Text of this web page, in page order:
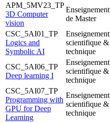
APM_5MV23_TP
3D Computer
vision
Enseignement
de Master
CSC_5AI01_TP
Logics and
Symbolic AI
Enseignement
scientifique &
technique
CSC_5AI06_TP
Deep learning I
Enseignement
scientifique &
technique
CSC_5AI07_TP
Programming with
GPU for Deep
Learning
Enseignement
scientifique &
technique